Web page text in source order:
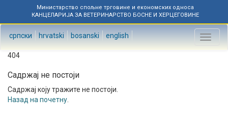
Министарство спољне трговине и економских односа
КАНЦЕЛАРИЈА ЗА ВЕТЕРИНАРСТВО БОСНЕ И ХЕРЦЕГОВИНЕ
српски hrvatski bosanski english
Toggle
404
Садржај не постоји
Садржај коју тражите не постоји.
Назад на почетну